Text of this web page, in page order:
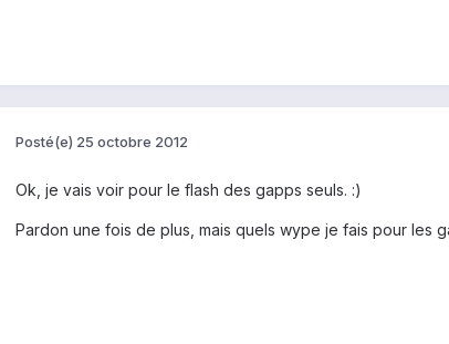
Posté(e) 25 octobre 2012
Ok, je vais voir pour le flash des gapps seuls. :)
Pardon une fois de plus, mais quels wype je fais pour les